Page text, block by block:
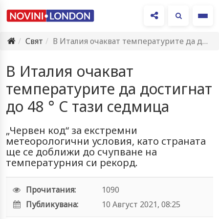
Свят
В Италия очакват температурите да достигнат до 48 ° C…
В Италия очакват
температурите да достигнат
до 48 ° C тази седмица
„Червен код“ за екстремни
метеорологични условия, като страната
ще се доближи до счупване на
температурния си рекорд.
Прочитания:
1090
Публикувана:
10 Август 2021, 08:25